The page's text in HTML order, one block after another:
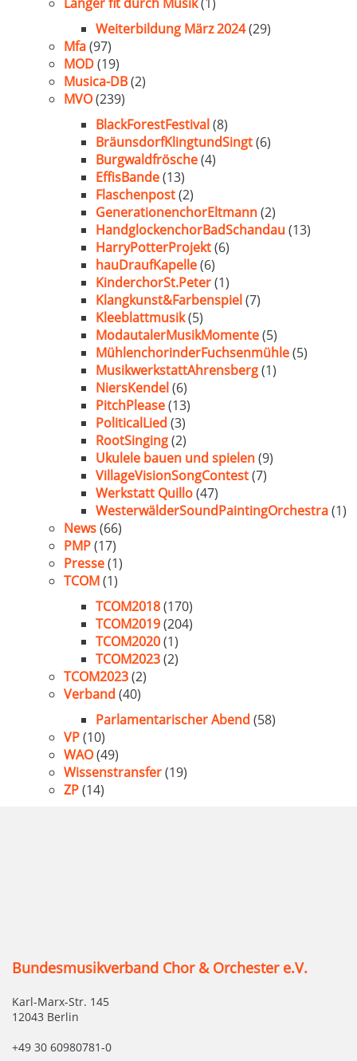
Weiterbildung März 2024(29)
Mfa(97)
MOD(19)
Musica-DB(2)
MVO(239)
BlackForestFestival(8)
BräunsdorfKlingtundSingt(6)
Burgwaldfrösche(4)
EffisBande(13)
Flaschenpost(2)
GenerationenchorEltmann(2)
HandglockenchorBadSchandau(13)
HarryPotterProjekt(6)
hauDraufKapelle(6)
KinderchorSt.Peter(1)
Klangkunst&Farbenspiel(7)
Kleeblattmusik(5)
ModautalerMusikMomente(5)
MühlenchorinderFuchsenmühle(5)
MusikwerkstattAhrensberg(1)
NiersKendel(6)
PitchPlease(13)
PoliticalLied (3)
RootSinging(2)
Ukulele bauen und spielen(9)
VillageVisionSongContest(7)
Werkstatt Quillo(47)
WesterwälderSoundPaintingOrchestra(1)
News(66)
PMP(17)
Presse(1)
TCOM(1)
TCOM2018(170)
TCOM2019(204)
TCOM2020(1)
TCOM2023(2)
TCOM2023(2)
Verband (40)
Parlamentarischer Abend (58)
VP(10)
WAO(49)
Wissenstransfer(19)
ZP(14)
Bundesmusikverband Chor & Orchester e.V.
Karl-Marx-Str. 145
12043 Berlin
+49 30 60980781-0